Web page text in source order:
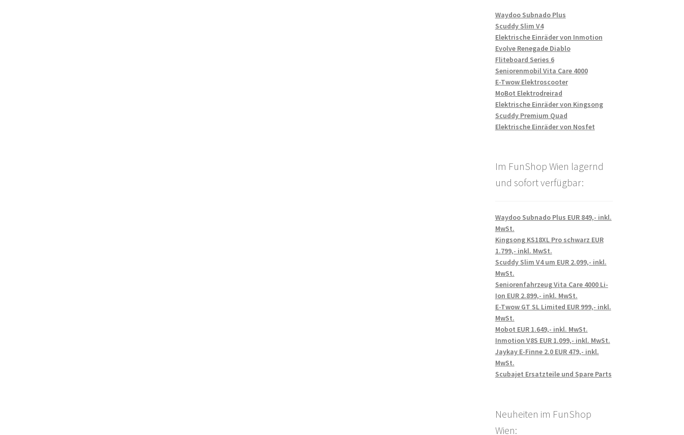
Waydoo Subnado Plus
Scuddy Slim V4
Elektrische Einräder von Inmotion
Evolve Renegade Diablo
Fliteboard Series 6
Seniorenmobil Vita Care 4000
E-Twow Elektroscooter
MoBot Elektrodreirad
Elektrische Einräder von Kingsong
Scuddy Premium Quad
Elektrische Einräder von Nosfet
Im FunShop Wien lagernd
und sofort verfügbar:
Waydoo Subnado Plus EUR 849,- inkl.
MwSt.
Kingsong KS18XL Pro schwarz EUR
1.799,- inkl. MwSt.
Scuddy Slim V4 um EUR 2.099,- inkl.
MwSt.
Seniorenfahrzeug Vita Care 4000 Li-
Ion EUR 2.899,- inkl. MwSt.
E-Twow GT SL Limited EUR 999,- inkl.
MwSt.
Mobot EUR 1.649,- inkl. MwSt.
Inmotion V8S EUR 1.099,- inkl. MwSt.
Jaykay E-Finne 2.0 EUR 479,- inkl.
MwSt.
Scubajet Ersatzteile und Spare Parts
Neuheiten im FunShop
Wien: